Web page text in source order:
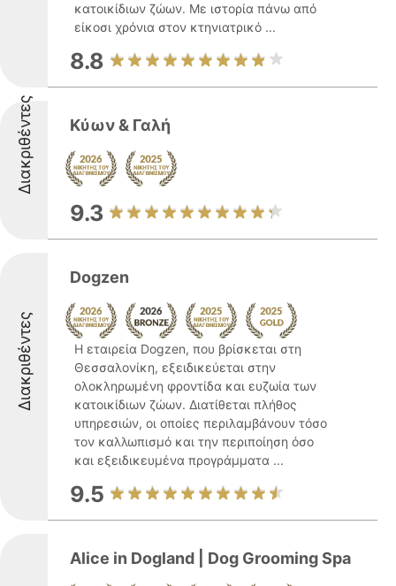
κατοικίδιων ζώων. Με ιστορία πάνω από
είκοσι χρόνια στον κτηνιατρικό ...
8.8
Διακριθέντες Κύων & Γαλή
9.3
Διακριθέντες
Dogzen
Η εταιρεία Dogzen, που βρίσκεται στη
Θεσσαλονίκη, εξειδικεύεται στην
ολοκληρωμένη φροντίδα και ευζωία των
κατοικίδιων ζώων. Διατίθεται πλήθος
υπηρεσιών, οι οποίες περιλαμβάνουν τόσο
τον καλλωπισμό και την περιποίηση όσο
και εξειδικευμένα προγράμματα ...
9.5
Alice in Dogland | Dog Grooming Spa